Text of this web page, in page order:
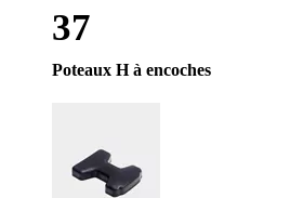
37
Poteaux H à encoches